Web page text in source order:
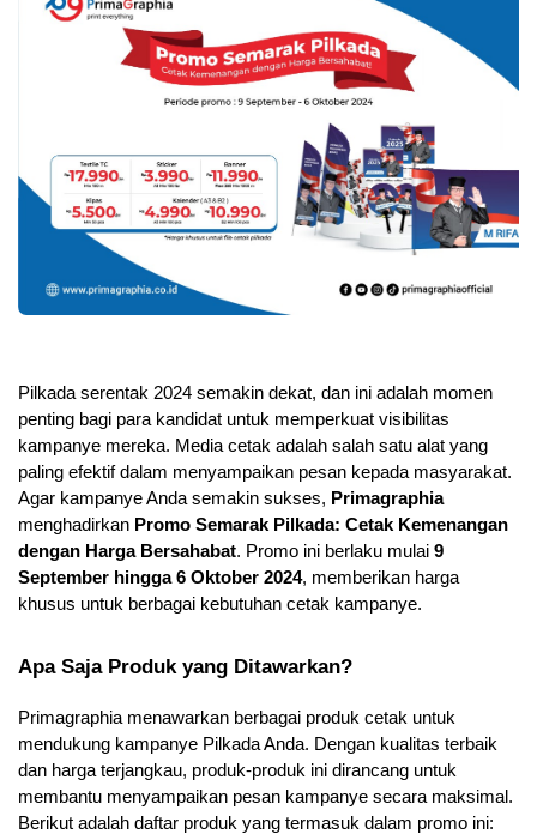
Pilkada serentak 2024 semakin dekat, dan ini adalah momen
penting bagi para kandidat untuk memperkuat visibilitas
kampanye mereka. Media cetak adalah salah satu alat yang
paling efektif dalam menyampaikan pesan kepada masyarakat.
Agar kampanye Anda semakin sukses, Primagraphia
menghadirkan Promo Semarak Pilkada: Cetak Kemenangan
dengan Harga Bersahabat. Promo ini berlaku mulai 9
September hingga 6 Oktober 2024, memberikan harga
khusus untuk berbagai kebutuhan cetak kampanye.
Apa Saja Produk yang Ditawarkan?
Primagraphia menawarkan berbagai produk cetak untuk
mendukung kampanye Pilkada Anda. Dengan kualitas terbaik
dan harga terjangkau, produk-produk ini dirancang untuk
membantu menyampaikan pesan kampanye secara maksimal.
Berikut adalah daftar produk yang termasuk dalam promo ini: